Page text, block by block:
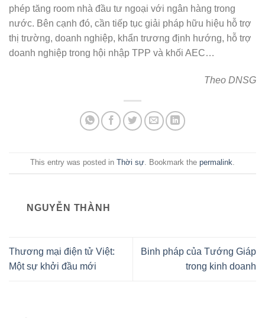
phép tăng room nhà đầu tư ngoại với ngân hàng trong
nước. Bên cạnh đó, cần tiếp tục giải pháp hữu hiệu hỗ trợ
thị trường, doanh nghiệp, khẩn trương định hướng, hỗ trợ
doanh nghiệp trong hội nhập TPP và khối AEC…
Theo DNSG
This entry was posted in Thời sự. Bookmark the permalink.
NGUYỄN THÀNH
Thương mại điện tử Việt:
Một sự khởi đầu mới
Binh pháp của Tướng Giáp
trong kinh doanh